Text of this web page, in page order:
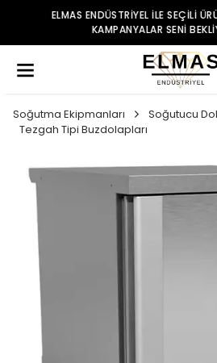
ELMAS ENDÜSTRIYEL ILE
KAMPANYALAR
Soğutma Ekipmanları
Soğutucu
Tezgah Tipi Buzdolapları